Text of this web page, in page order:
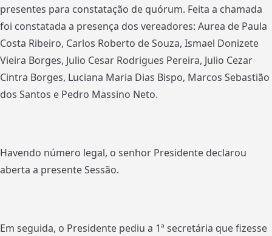
presentes para constatação de quórum. Feita a chamada
foi constatada a presença dos vereadores: Aurea de Paula
Costa Ribeiro, Carlos Roberto de Souza, Ismael Donizete
Vieira Borges, Julio Cesar Rodrigues Pereira, Julio Cezar
Cintra Borges, Luciana Maria Dias Bispo, Marcos Sebastião
dos Santos e Pedro Massino Neto.
Havendo número legal, o senhor Presidente declarou
aberta a presente Sessão.
Em seguida, o Presidente pediu a 1ª secretária que fizesse